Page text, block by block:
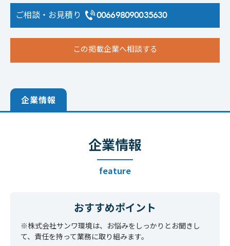
ご相談・お見積り
006698090035630
この掲載企業へ相談する
企業情報
企業情報
feature
おすすめポイント
※株式会社サンワ環境は、お悩みをしっかりとお聞きし
て、責任を持って業務に取り組みます。